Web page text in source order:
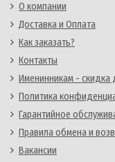
О компании
Доставка и Оплата
Как заказать?
Контакты
Именинникам - скидка
Политика
Гарантийное
Правила обмена и
Вакансии